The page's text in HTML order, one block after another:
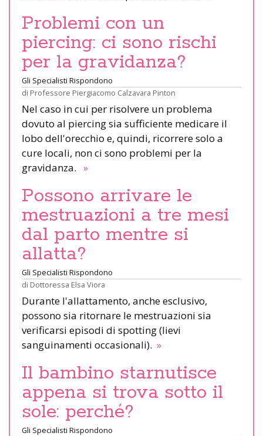
Problemi con un
piercing: ci sono rischi
per la gravidanza?
Gli Specialisti Rispondono
di Professore Piergiacomo Calzavara Pinton
Nel caso in cui per risolvere un problema
dovuto al piercing sia sufficiente medicare il
lobo dell'orecchio e, quindi, ricorrere solo a
cure locali, non ci sono problemi per la
gravidanza. »
Possono arrivare le
mestruazioni a tre mesi
dal parto mentre si
allatta?
Gli Specialisti Rispondono
di Dottoressa Elsa Viora
Durante l'allattamento, anche esclusivo,
possono sia ritornare le mestruazioni sia
verificarsi episodi di spotting (lievi
sanguinamenti occasionali). »
Il bambino starnutisce
appena si trova sotto il
sole: perché?
Gli Specialisti Rispondono